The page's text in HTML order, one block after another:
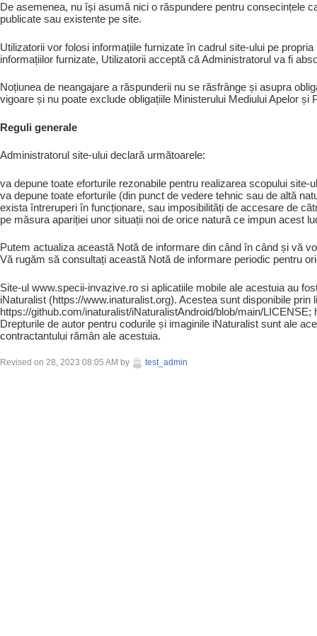
De asemenea, nu își asumă nici o răspundere pentru consecințele
publicate sau existente pe site.
Utilizatorii vor folosi informațiile furnizate în cadrul site-ului pe
informațiilor furnizate, Utilizatorii acceptă că Administratorul va fi
Noțiunea de neangajare a răspunderii nu se răsfrânge și asupra
vigoare și nu poate exclude obligațiile Ministerului Mediului Apelor și
Reguli generale
Administratorul site-ului declară următoarele:
va depune toate eforturile rezonabile pentru realizarea scopului site-
va depune toate eforturile (din punct de vedere tehnic sau de altă
exista întreruperi în funcționare, sau imposibilități de accesare de
pe măsura apariției unor situații noi de orice natură ce impun acest
Putem actualiza această Notă de informare din când în când și vă
Vă rugăm să consultați această Notă de informare periodic pentru
Site-ul www.specii-invazive.ro si aplicatiile mobile ale acestuia au
iNaturalist (https://www.inaturalist.org). Acestea sunt disponibile
https://github.com/inaturalist/iNaturalistAndroid/blob/main/
Drepturile de autor pentru codurile și imaginile iNaturalist sunt ale
contractantului rămân ale acestuia.
Revised on 28, 2023 08:05 AM by test_admin